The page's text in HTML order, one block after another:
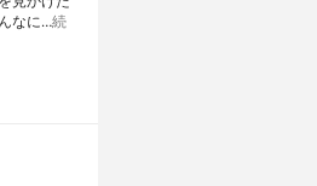
なに…続